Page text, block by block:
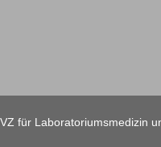
für Laboratoriumsmedizin